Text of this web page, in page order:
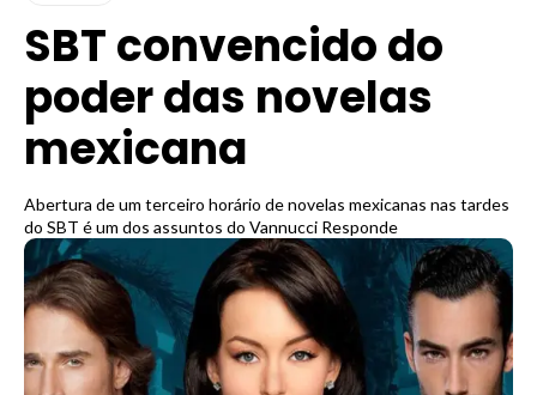
SBT convencido do
poder das novelas
mexicana
Abertura de um terceiro horário de novelas mexicanas nas tardes
do SBT é um dos assuntos do Vannucci Responde